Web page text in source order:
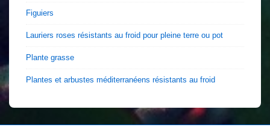
Figuiers
Lauriers roses résistants au froid pour pleine terre ou pot
Plante grasse
Plantes et arbustes méditerranéens résistants au froid